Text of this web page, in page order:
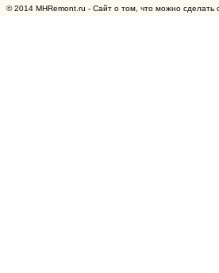
© 2014 MHRemont.ru - Сайт о том, что можно сделать